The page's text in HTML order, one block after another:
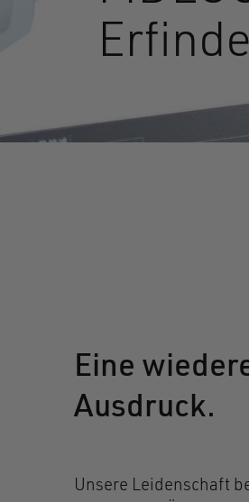
Eine
Ausdruck.
Unsere Leidenschaft